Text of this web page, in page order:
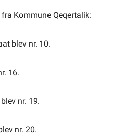
Kommune Qeqertalik:
blev nr. 10.
16.
nr. 19.
nr. 20.